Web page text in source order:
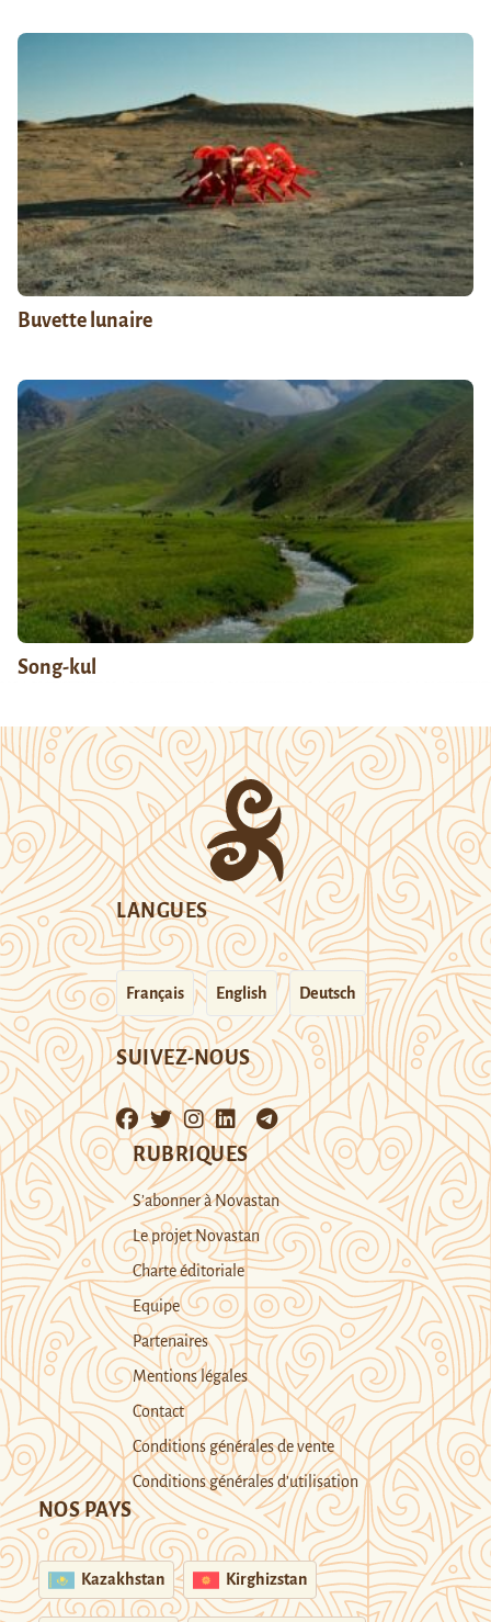
Buvette lunaire
Song-kul
LANGUES
Français English Deutsch
SUIVEZ-NOUS
RUBRIQUES
S’abonner à Novastan
Le projet Novastan
Charte éditoriale
Equipe
Partenaires
Mentions légales
Contact
Conditions générales de vente
Conditions générales d’utilisation
NOS PAYS
Kazakhstan Kirghizstan